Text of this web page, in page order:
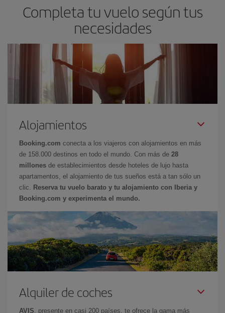
Completa tu vuelo según tus
necesidades
Alojamientos
Booking.com conecta a los viajeros con alojamientos en más
de 158.000 destinos en todo el mundo. Con más de 28
millones de establecimientos desde hoteles de lujo hasta
apartamentos, el alojamiento de tus sueños está a tan sólo un
clic.
Reserva tu vuelo barato y tu alojamiento con Iberia y
Booking.com y experimenta el mundo.
Alquiler de coches
AVIS , presente en casi 200 países, te ofrece la gama más